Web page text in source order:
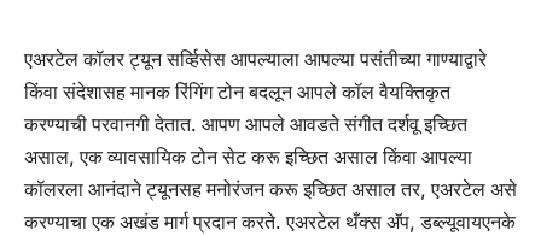
एअरटेल कॉलर ट्यून सर्व्हिसेस आपल्याला आपल्या पसंतीच्या गाण्याद्वारे
किंवा संदेशासह मानक रिंगिंग टोन बदलून आपले कॉल वैयक्तिकृत
करण्याची परवानगी देतात. आपण आपले आवडते संगीत दर्शवू इच्छित
असाल, एक व्यावसायिक टोन सेट करू इच्छित असाल किंवा आपल्या
कॉलरला आनंदाने ट्यूनसह मनोरंजन करू इच्छित असाल तर, एअरटेल असे
करण्याचा एक अखंड मार्ग प्रदान करते. एअरटेल थँक्स अ‍ॅप, डब्ल्यूवायएनके